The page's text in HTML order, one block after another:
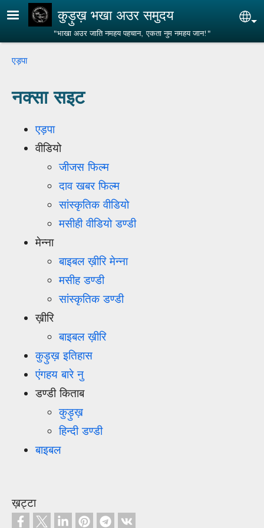
Skip to main contentकुड़ुख़ भखा अउर समुदय
"भाखा अउर जाति नमहय पहचान, एकता नुम नमहय जान!"
Breadcrumb
एड़पा
नक्सा सइट
एड़पा
वीडियो
जीजस फिल्म
दाव खबर फिल्म
सांस्कृतिक वीडियो
मसीही वीडियो डण्डी
मेन्ना
बाइबल ख़ीरि मेन्ना
मसीह डण्डी
सांस्कृतिक डण्डी
ख़ीरि
बाइबल ख़ीरि
कुड़ुख़ इतिहास
एंगहय बारे नु
डण्डी किताब
कुड़ुख़
हिन्दी डण्डी
बाइबल
ख़ट्टा